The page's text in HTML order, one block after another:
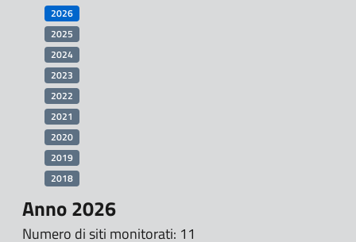
2026
2025
2024
2023
2022
2021
2020
2019
2018
Anno 2026
Numero di siti monitorati: 11